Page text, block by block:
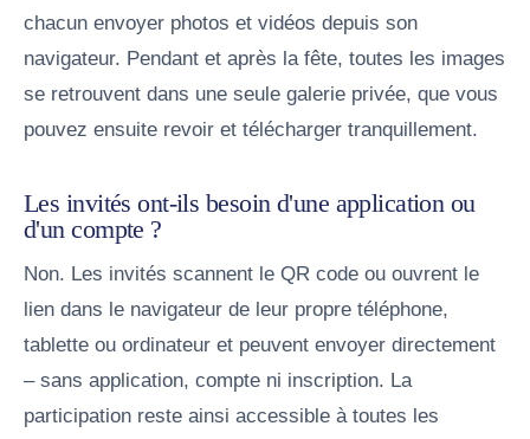
chacun envoyer photos et vidéos depuis son
navigateur. Pendant et après la fête, toutes les images
se retrouvent dans une seule galerie privée, que vous
pouvez ensuite revoir et télécharger tranquillement.
Les invités ont-ils besoin d'une application ou
d'un compte ?
Non. Les invités scannent le QR code ou ouvrent le
lien dans le navigateur de leur propre téléphone,
tablette ou ordinateur et peuvent envoyer directement
– sans application, compte ni inscription. La
participation reste ainsi accessible à toutes les